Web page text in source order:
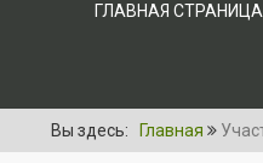
ГЛАВНАЯ СТРАНИЦА
Вы здесь: Главная